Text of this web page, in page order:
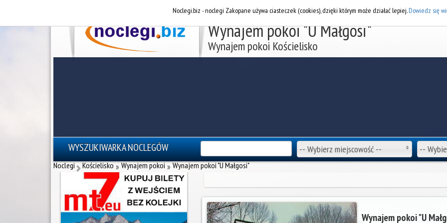
Wynajem pokoi "U Małgosi"
Wynajem pokoi Kościelisko
WYSZUKIWARKA NOCLEGÓW -- Wybierz miejscowość -- --
Noclegi Kościelisko»Wynajem pokoi»Wynajem pokoi "U Małgosi"
Wynajem pokoi "U
reklama - noclegi Zakopane
Noclegi.biz - noclegi Zakopane używa ciasteczek (cookies), dzięki którym może działać lepiej.Dowiedz się